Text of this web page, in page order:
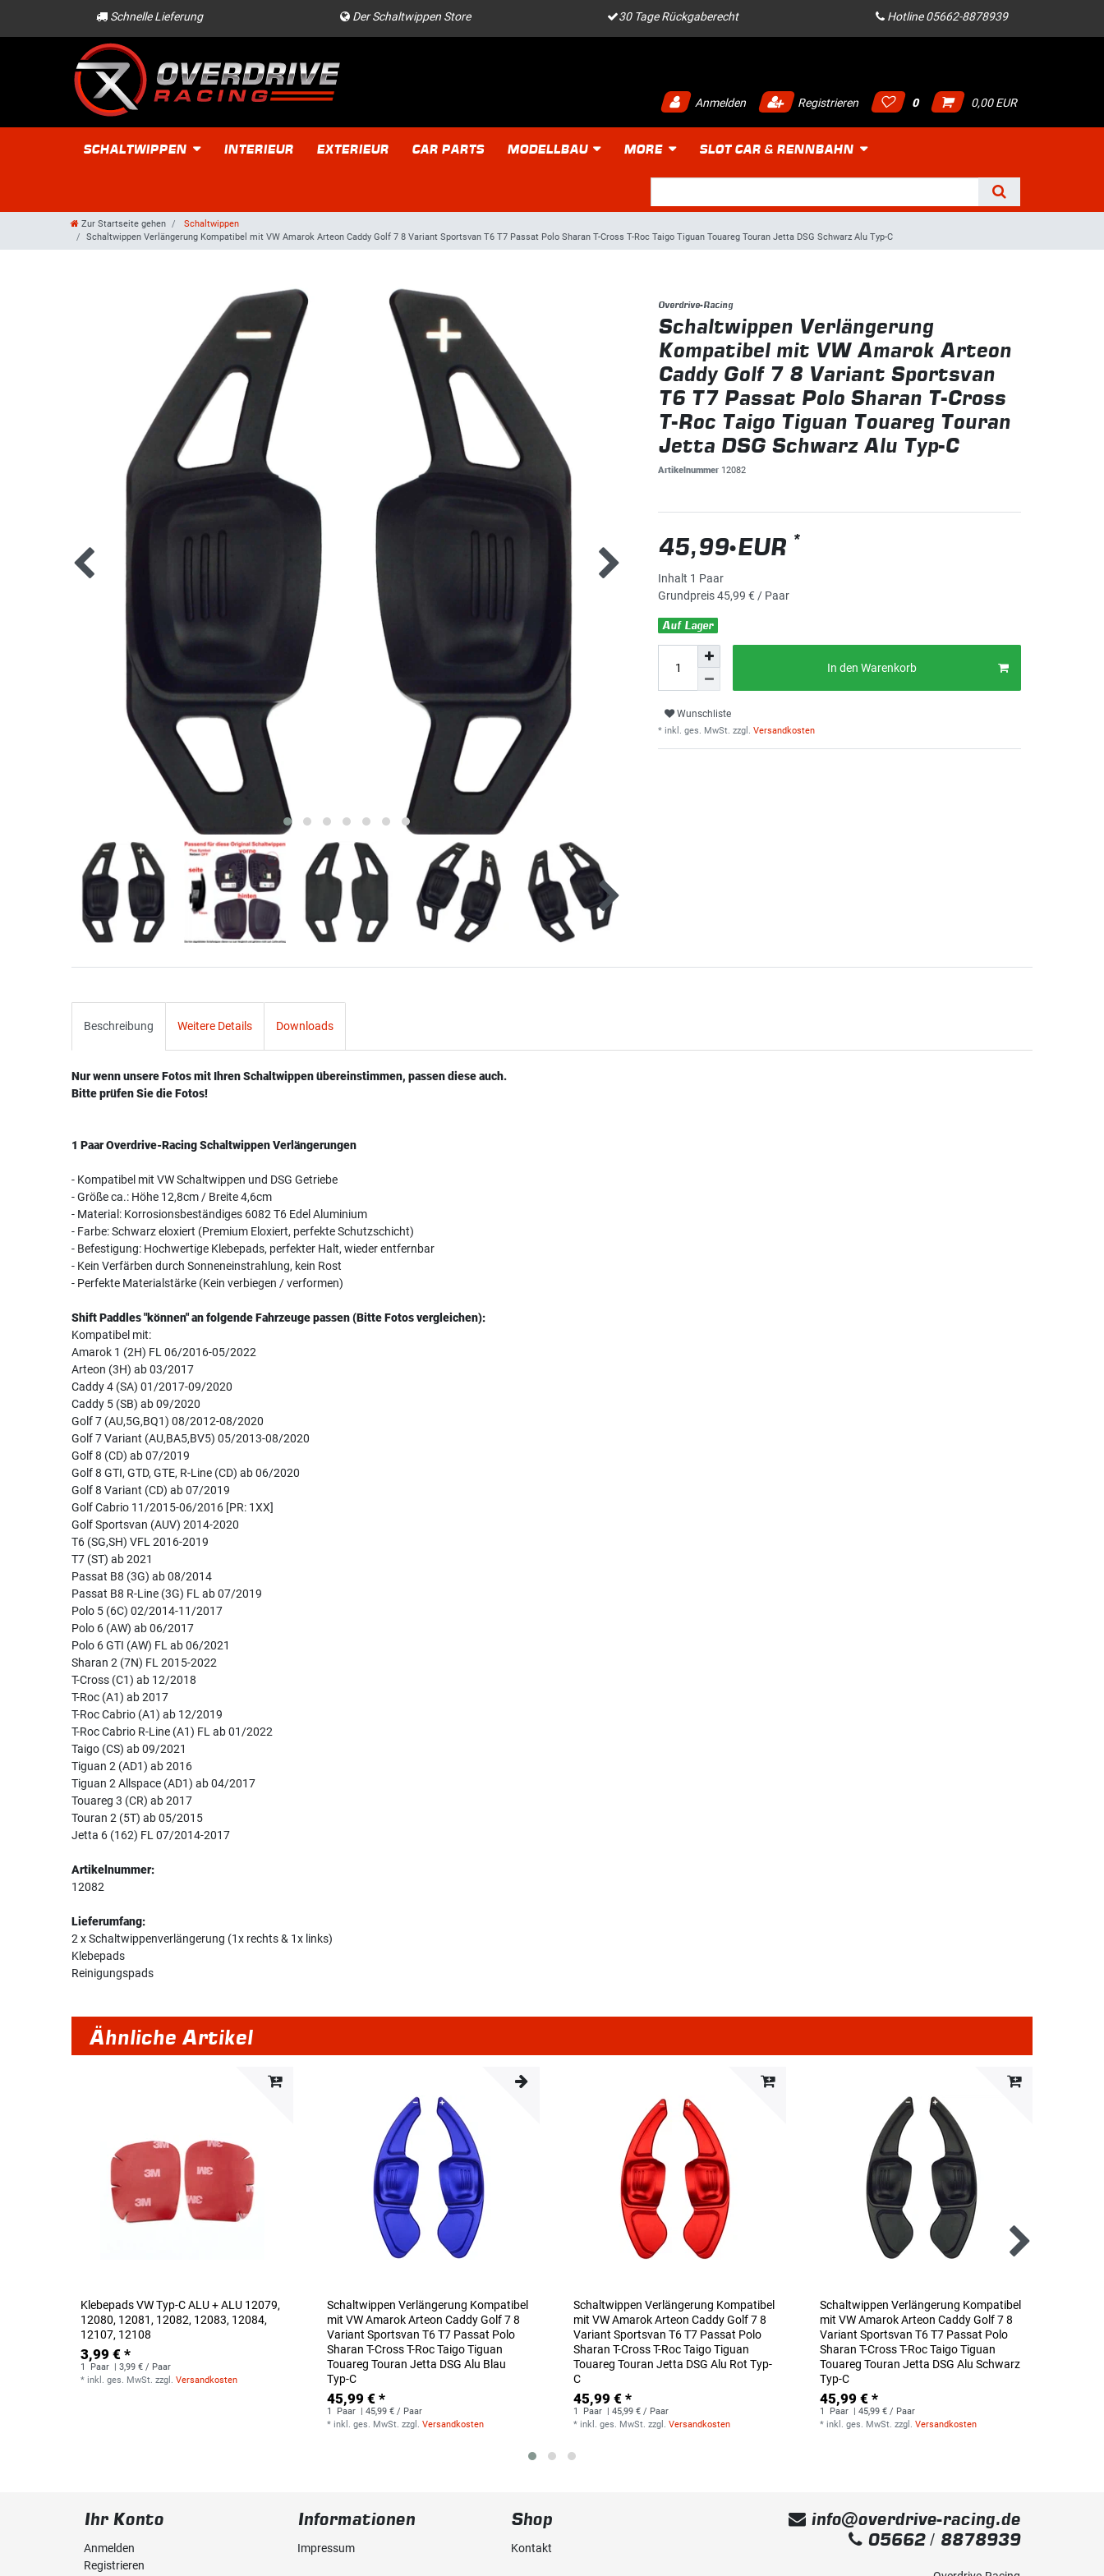
Schnelle Lieferung Der Schaltwippen Store 30 Tage Rückgaberecht Hotline 05662-8878939
Anmelden Registrieren 0 0,00 EUR
SCHALTWIPPEN INTERIEUR EXTERIEUR CAR PARTS MODELLBAU MORE SLOT CAR & RENNBAHN
Zur Startseite gehen
Schaltwippen
Schaltwippen Verlängerung Kompatibel mit VW Amarok Arteon Caddy Golf 7 8 Variant Sportsvan T6 T7 Passat Polo Sharan T-Cross T-Roc Taigo Tiguan Touareg Touran Jetta DSG Schwarz Alu Typ-C
Overdrive-Racing
Schaltwippen Verlängerung
Kompatibel mit VW Amarok Arteon
Caddy Golf 7 8 Variant Sportsvan
T6 T7 Passat Polo Sharan T-Cross
T-Roc Taigo Tiguan Touareg Touran
Jetta DSG Schwarz Alu Typ-C
Artikelnummer 12082
45,99 EUR *
Inhalt 1 Paar
Grundpreis45,99 € / Paar
Auf Lager
In den Warenkorb
Wunschliste
* inkl. ges. MwSt. zzgl. Versandkosten
Beschreibung Weitere Details Downloads
Nur wenn unsere Fotos mit Ihren Schaltwippen übereinstimmen, passen diese auch.
Bitte prüfen Sie die Fotos!
1 Paar Overdrive-Racing Schaltwippen Verlängerungen
- Kompatibel mit VW Schaltwippen und DSG Getriebe
- Größe ca.: Höhe 12,8cm / Breite 4,6cm
- Material: Korrosionsbeständiges 6082 T6 Edel Aluminium
- Farbe: Schwarz eloxiert (Premium Eloxiert, perfekte Schutzschicht)
- Befestigung: Hochwertige Klebepads, perfekter Halt, wieder entfernbar
- Kein Verfärben durch Sonneneinstrahlung, kein Rost
- Perfekte Materialstärke (Kein verbiegen / verformen)
Shift Paddles "können" an folgende Fahrzeuge passen (Bitte Fotos vergleichen):
Kompatibel mit:
Amarok 1 (2H) FL 06/2016-05/2022
Arteon (3H) ab 03/2017
Caddy 4 (SA) 01/2017-09/2020
Caddy 5 (SB) ab 09/2020
Golf 7 (AU,5G,BQ1) 08/2012-08/2020
Golf 7 Variant (AU,BA5,BV5) 05/2013-08/2020
Golf 8 (CD) ab 07/2019
Golf 8 GTI, GTD, GTE, R-Line (CD) ab 06/2020
Golf 8 Variant (CD) ab 07/2019
Golf Cabrio 11/2015-06/2016 [PR: 1XX]
Golf Sportsvan (AUV) 2014-2020
T6 (SG,SH) VFL 2016-2019
T7 (ST) ab 2021
Passat B8 (3G) ab 08/2014
Passat B8 R-Line (3G) FL ab 07/2019
Polo 5 (6C) 02/2014-11/2017
Polo 6 (AW) ab 06/2017
Polo 6 GTI (AW) FL ab 06/2021
Sharan 2 (7N) FL 2015-2022
T-Cross (C1) ab 12/2018
T-Roc (A1) ab 2017
T-Roc Cabrio (A1) ab 12/2019
T-Roc Cabrio R-Line (A1) FL ab 01/2022
Taigo (CS) ab 09/2021
Tiguan 2 (AD1) ab 2016
Tiguan 2 Allspace (AD1) ab 04/2017
Touareg 3 (CR) ab 2017
Touran 2 (5T) ab 05/2015
Jetta 6 (162) FL 07/2014-2017
Artikelnummer:
12082
Lieferumfang:
2 x Schaltwippenverlängerung (1x rechts & 1x links)
Klebepads
Reinigungspads
Ähnliche Artikel
Klebepads VW Typ-C ALU + ALU 12079,
12080, 12081, 12082, 12083, 12084,
12107, 12108
3,99 € *
1 Paar
| 3,99 € / Paar
* inkl. ges. MwSt. zzgl.Versandkosten
Schaltwippen Verlängerung Kompatibel
mit VW Amarok Arteon Caddy Golf 7 8
Variant Sportsvan T6 T7 Passat Polo
Sharan T-Cross T-Roc Taigo Tiguan
Touareg Touran Jetta DSG Alu Blau
Typ-C
45,99 € *
1 Paar
| 45,99 € / Paar
* inkl. ges. MwSt. zzgl.Versandkosten
Schaltwippen Verlängerung Kompatibel
mit VW Amarok Arteon Caddy Golf 7 8
Variant Sportsvan T6 T7 Passat Polo
Sharan T-Cross T-Roc Taigo Tiguan
Touareg Touran Jetta DSG Alu Rot Typ-
C
45,99 € *
1 Paar
| 45,99 € / Paar
* inkl. ges. MwSt. zzgl.Versandkosten
Schaltwippen Verlängerung Kompatibel
mit VW Amarok Arteon Caddy Golf 7 8
Variant Sportsvan T6 T7 Passat Polo
Sharan T-Cross T-Roc Taigo Tiguan
Touareg Touran Jetta DSG Alu Schwarz
Typ-C
45,99 € *
1 Paar
| 45,99 € / Paar
* inkl. ges. MwSt. zzgl.Versandkosten
Ihr Konto
Anmelden
Registrieren
Informationen
Impressum
Shop
Kontakt
info@overdrive-racing.de
05662 / 8878939